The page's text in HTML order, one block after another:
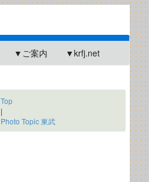
▼ご案内 ▼krfj.net
Top
|
Photo Topic 東武